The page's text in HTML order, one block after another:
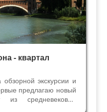
- квартал
экскурсии и
предлагаю новый
средневековых